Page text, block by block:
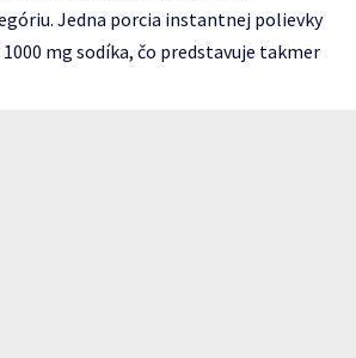
Jedna porcia instantnej polievky
mg sodíka, čo predstavuje takmer